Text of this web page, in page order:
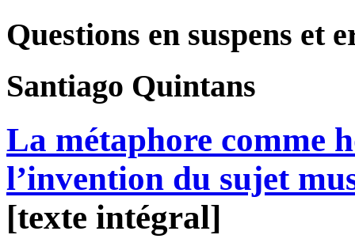
Questions en suspens et
Santiago Quintans
La métaphore comme
l’invention du sujet
[texte intégral]